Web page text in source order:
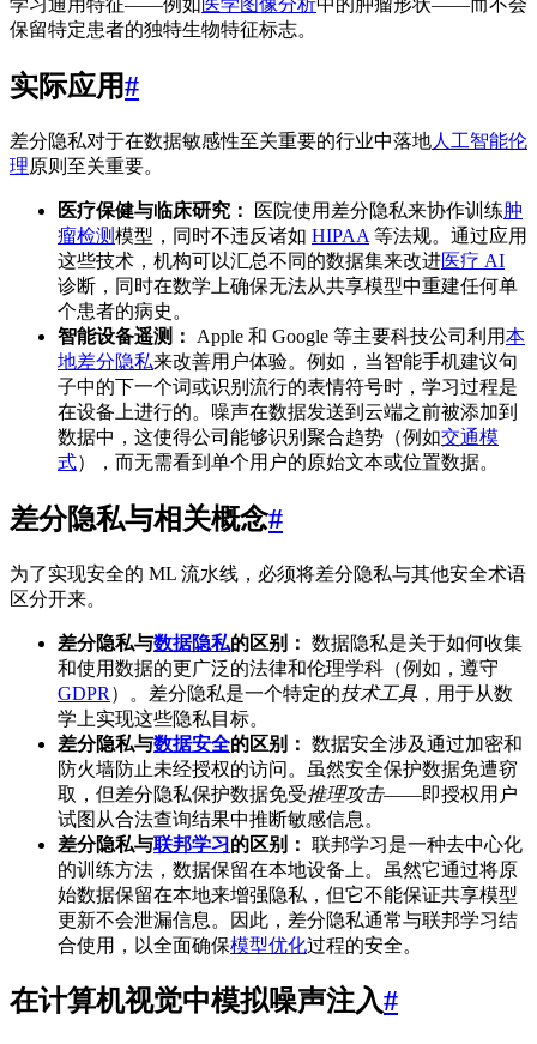
保留特定患者的独特生物特征标志。
实际应用#
差分隐私对于在数据敏感性至关重要的行业中落地人工智能伦
理原则至关重要。
医疗保健与临床研究： 医院使用差分隐私来协作训练肿
瘤检测模型，同时不违反诸如 HIPAA 等法规。通过应用
这些技术，机构可以汇总不同的数据集来改进医疗 AI
诊断，同时在数学上确保无法从共享模型中重建任何单
个患者的病史。
智能设备遥测：
Apple 和 Google 等主要科技公司利用本
地差分隐私来改善用户体验。例如，当智能手机建议句
子中的下一个词或识别流行的表情符号时，学习过程是
在设备上进行的。噪声在数据发送到云端之前被添加到
数据中，这使得公司能够识别聚合趋势（例如交通模
式），而无需看到单个用户的原始文本或位置数据。
差分隐私与相关概念#
为了实现安全的 ML 流水线，必须将差分隐私与其他安全术语
区分开来。
差分隐私与数据隐私的区别： 数据隐私是关于如何收集
和使用数据的更广泛的法律和伦理学科（例如，遵守
GDPR ）。差分隐私是一个特定的技术工具 ，用于从数
学上实现这些隐私目标。
差分隐私与数据安全的区别： 数据安全涉及通过加密和
防火墙防止未经授权的访问。虽然安全保护数据免遭窃
取，但差分隐私保护数据免受推理攻击——即授权用户
试图从合法查询结果中推断敏感信息。
差分隐私与联邦学习 的区别： 联邦学习是一种去中心化
的训练方法，数据保留在本地设备上。虽然它通过将原
始数据保留在本地来增强隐私，但它不能保证共享模型
更新不会泄漏信息。因此，差分隐私通常与联邦学习结
合使用，以全面确保模型优化过程的安全。
在计算机视觉中模拟噪声注入#